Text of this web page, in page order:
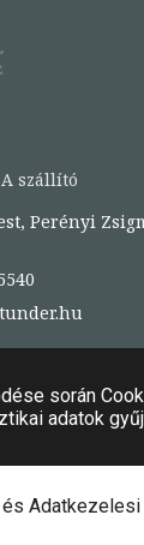
szállító
Perényi
- 2024.